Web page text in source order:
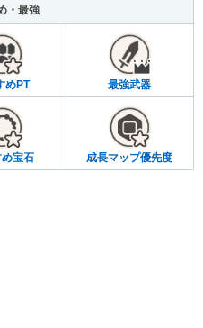
・最強
めPT 最強武器
宝石 成長マップ優先度